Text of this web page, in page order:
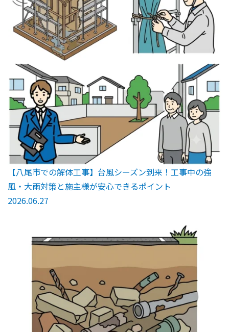
【八尾市での解体工事】台風シーズン到来！工事中の強
風・大雨対策と施主様が安心できるポイント
2026.06.27